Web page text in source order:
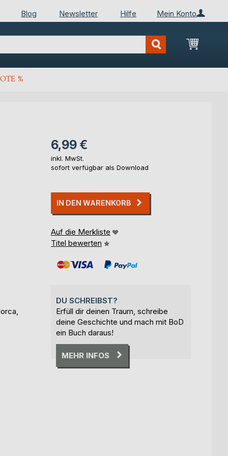
Mein Konto
Blog Newsletter Hilfe
Mein
%
6,99 €
inkl. MwSt.
sofort verfügbar als Download
IN DEN WARENKORB
Auf die Merkliste
Titel bewerten
DU SCHREIBST?
Erfüll dir deinen Traum, schreibe
deine Geschichte und mach mit BoD
ein Buch daraus!
MEHR INFOS